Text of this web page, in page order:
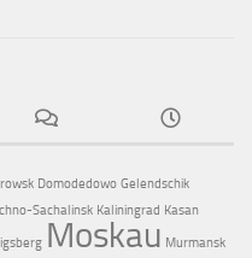
Domodedowo Gelendschik
Sachalinsk Kaliningrad Kasan
Moskau Murmansk